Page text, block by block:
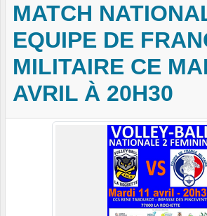
MATCH
EQUIPE DE
MILITAIRE CE
AVRIL À 20H30